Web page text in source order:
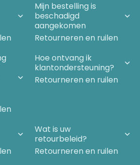
Mijn bestelling is
beschadigd
aangekomen
Retourneren en ruilen
Hoe ontvang ik
klantondersteuning?
Retourneren en ruilen
Wat is uw
retourbeleid?
Retourneren en ruilen